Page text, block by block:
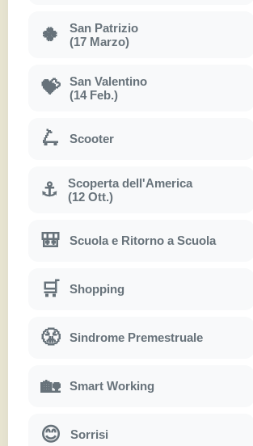
🍀
San Patrizio
(17 Marzo)
💝
San Valentino
(14 Feb.)
🛴 Scooter
⚓
Scoperta dell'America
(12 Ott.)
🎒 Scuola e Ritorno a Scuola
🛒 Shopping
😤 Sindrome Premestruale
🏡 Smart Working
😊 Sorrisi